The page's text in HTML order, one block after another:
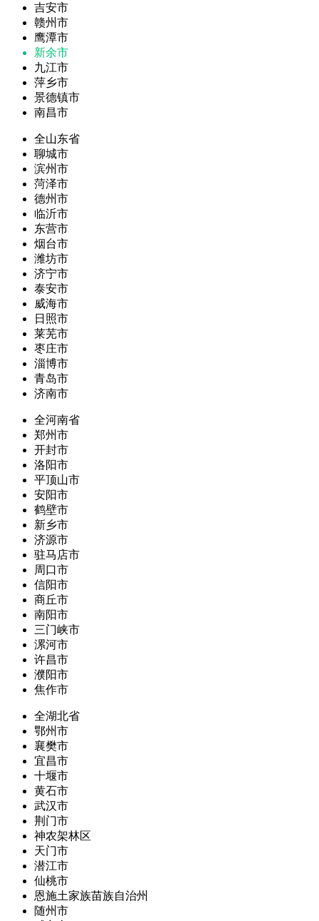
吉安市
赣州市
鹰潭市
新余市
九江市
萍乡市
景德镇市
南昌市
全山东省
聊城市
滨州市
菏泽市
德州市
临沂市
东营市
烟台市
潍坊市
济宁市
泰安市
威海市
日照市
莱芜市
枣庄市
淄博市
青岛市
济南市
全河南省
郑州市
开封市
洛阳市
平顶山市
安阳市
鹤壁市
新乡市
济源市
驻马店市
周口市
信阳市
商丘市
南阳市
三门峡市
漯河市
许昌市
濮阳市
焦作市
全湖北省
鄂州市
襄樊市
宜昌市
十堰市
黄石市
武汉市
荆门市
神农架林区
天门市
潜江市
仙桃市
恩施土家族苗族自治州
随州市